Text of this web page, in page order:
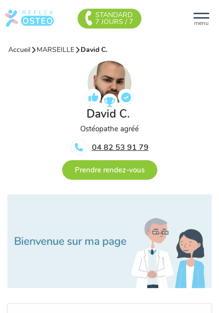
menu
STANDARD
7 JOURS / 7
Accueil MARSEILLE David C.
David C.
Ostéopathe agréé
04 82 53 91 79
Prendre rendez-vous